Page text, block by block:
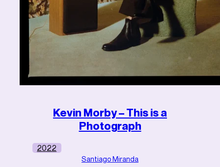
Kevin Morby – This is a
Photograph
2022
Santiago Miranda